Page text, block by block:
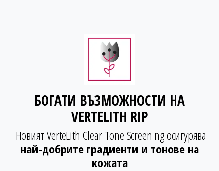
БОГАТИ ВЪЗМОЖНОСТИ НА
VERTELITH RIP
Новият VerteLith Clear Tone Screening осигурява
най-добрите градиенти и тонове на
кожата